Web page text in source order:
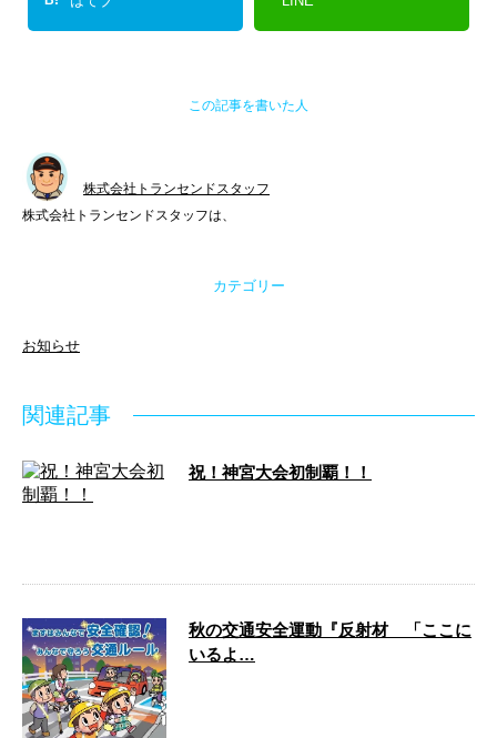
この記事を書いた人
株式会社トランセンドスタッフ
株式会社トランセンドスタッフは、
カテゴリー
お知らせ
関連記事
祝！神宮大会初制覇！！
秋の交通安全運動『反射材 「ここに
いるよ…